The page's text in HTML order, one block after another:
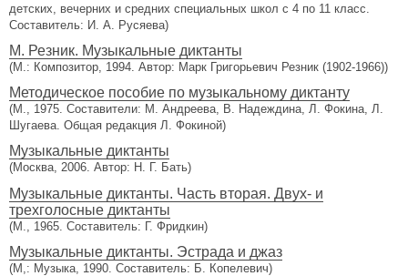
детских, вечерних и средних специальных школ с 4 по 11 класс.
Составитель: И. А. Русяева)
М. Резник. Музыкальные диктанты
(М.: Композитор, 1994. Автор: Марк Григорьевич Резник (1902-1966))
Методическое пособие по музыкальному диктанту
(М., 1975. Составители: М. Андреева, В. Надеждина, Л. Фокина, Л.
Шугаева. Общая редакция Л. Фокиной)
Музыкальные диктанты
(Москва, 2006. Автор: Н. Г. Бать)
Музыкальные диктанты. Часть вторая. Двух- и
трехголосные диктанты
(М., 1965. Составитель: Г. Фридкин)
Музыкальные диктанты. Эстрада и джаз
(М,: Музыка, 1990. Составитель: Б. Копелевич)